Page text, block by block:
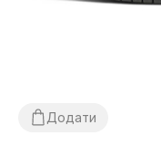
Додати